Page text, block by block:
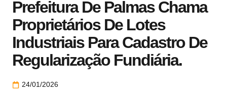
Prefeitura De Palmas Chama
Proprietários De Lotes
Industriais Para Cadastro De
Regularização Fundiária.
24/01/2026